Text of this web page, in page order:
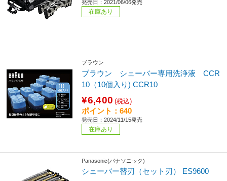
発売日：2021/06/06発売
在庫あり
ブラウン
ブラウン シェーバー専用洗浄液 CCR
10（10個入り) CCR10
¥6,400 (税込)
ポイント：640
発売日：2024/11/15発売
在庫あり
Panasonic(パナソニック)
シェーバー替刃（セット刃） ES9600